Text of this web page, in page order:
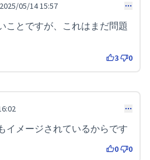
2025/05/14 15:57
ことですが、これはまだ問題
3 0
イメージされているからです
0 0